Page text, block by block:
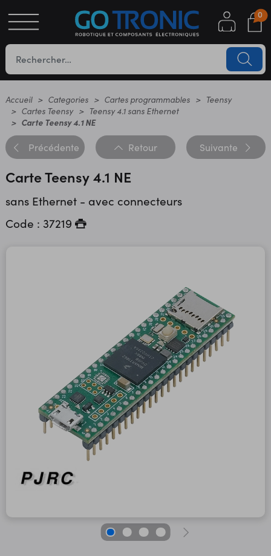
0
Accueil Categories Cartes programmables
Teensy
Cartes Teensy
Teensy 4.1 sans Ethernet
Carte Teensy 4.1 NE
Précédente Retour Suivante
Carte Teensy 4.1 NE
sans Ethernet - avec connecteurs
Code : 37219